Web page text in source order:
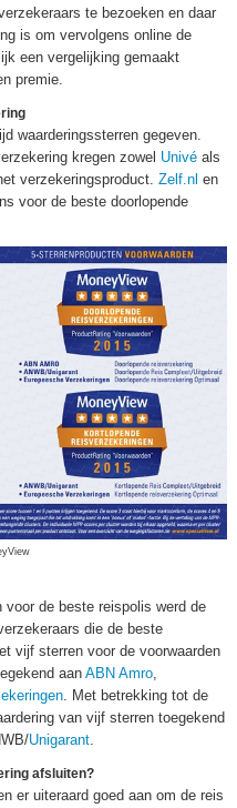
te bezoeken en daar
is om vervolgens online de
een vergelijking gemaakt
premie.
waarderingssterren gegeven.
kregen zowel Univé als
verzekeringsproduct. Zelf.nl en
voor de beste doorlopende
de beste reispolis werd de
die de beste
vijf sterren voor de voorwaarden
aan ABN Amro,
. Met betrekking tot de
van vijf sterren toegekend
Unigarant.
afsluiten?
er uiteraard goed aan om de reis